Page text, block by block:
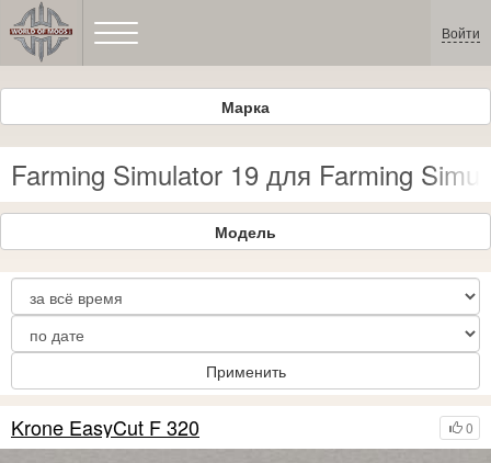
Войти
Марка
Farming Simulator 19 для Farming
Модель
Применить
0
Krone EasyCut F 320